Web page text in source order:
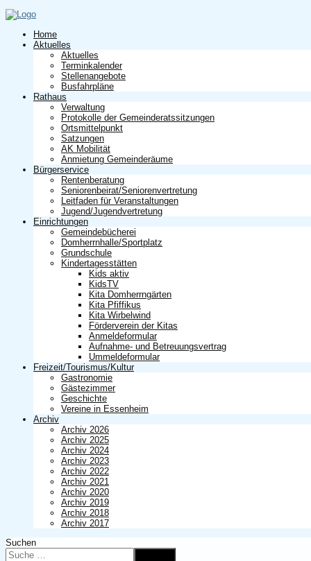
Home
Aktuelles
Aktuelles
Terminkalender
Stellenangebote
Busfahrpläne
Rathaus
Verwaltung
Protokolle der Gemeinderatssitzungen
Ortsmittelpunkt
Satzungen
AK Mobilität
Anmietung Gemeinderäume
Bürgerservice
Rentenberatung
Seniorenbeirat/Seniorenvertretung
Leitfaden für Veranstaltungen
Jugend/Jugendvertretung
Einrichtungen
Gemeindebücherei
Domherrnhalle/Sportplatz
Grundschule
Kindertagesstätten
Kids aktiv
KidsTV
Kita Domherrngärten
Kita Pfiffikus
Kita Wirbelwind
Förderverein der Kitas
Anmeldeformular
Aufnahme- und Betreuungsvertrag
Ummeldeformular
Freizeit/Tourismus/Kultur
Gastronomie
Gästezimmer
Geschichte
Vereine in Essenheim
Archiv
Archiv 2026
Archiv 2025
Archiv 2024
Archiv 2023
Archiv 2022
Archiv 2021
Archiv 2020
Archiv 2019
Archiv 2018
Archiv 2017
Suchen